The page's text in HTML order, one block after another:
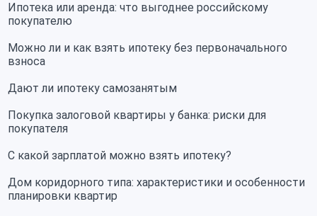
Ипотека или аренда: что выгоднее российскому
покупателю
Можно ли и как взять ипотеку без первоначального
взноса
Дают ли ипотеку самозанятым
Покупка залоговой квартиры у банка: риски для
покупателя
С какой зарплатой можно взять ипотеку?
Дом коридорного типа: характеристики и особенности
планировки квартир